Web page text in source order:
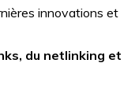
innovations et
du netlinking et